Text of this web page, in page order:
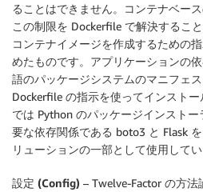
ることはできません。コンテナベー
この制限を Dockerfile で解決するこ
コンテナイメージを作成するための
めたものです。アプリケーションの
語のパッケージシステムのマニフェス
Dockerfile の指示を使ってインスト
では Python のパッケージインスト
要な依存関係である boto3 と Flask
リューションの一部として使用してい
設定 (Config) – Twelve-Factor の方